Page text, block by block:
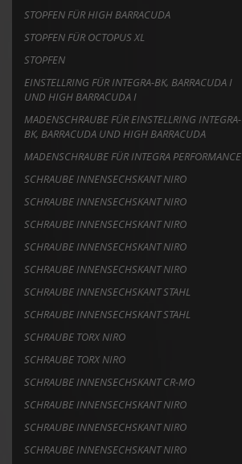
STOPFEN FÜR HIGH BARRACUDA
STOPFEN FÜR OCTOPUS XL
STOPFEN
EINSTELLRING FÜR INTEGRA-BK, BARRACUDA I
UND HIGH BARRACUDA I
MADENSCHRAUBE FÜR EINSTELLRING INTEGRA-
BK, BARRACUDA UND HIGH BARRACUDA
MADENSCHRAUBE FÜR INTEGRA PERFORMANCE
SCHRAUBE INNENSECHSKANT NIRO
SCHRAUBE INNENSECHSKANT NIRO
SCHRAUBE INNENSECHSKANT NIRO
SCHRAUBE INNENSECHSKANT NIRO
SCHRAUBE INNENSECHSKANT NIRO
SCHRAUBE INNENSECHSKANT STAHL
SCHRAUBE INNENSECHSKANT STAHL
SCHRAUBE TORX NIRO
SCHRAUBE TORX NIRO
SCHRAUBE INNENSECHSKANT CR-MO
SCHRAUBE INNENSECHSKANT NIRO
SCHRAUBE INNENSECHSKANT NIRO
SCHRAUBE INNENSECHSKANT NIRO